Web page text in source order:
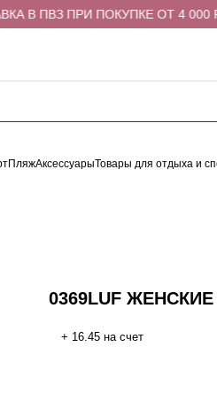
В ПВЗ ПРИ ПОКУПКЕ ОТ 4 000
ПляжАксессуарыТовары для отдыха и
0369LUF
+ 16.45 на счет